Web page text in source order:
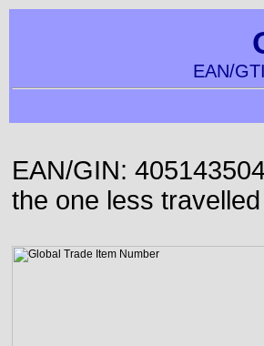
EAN/
EAN/GIN:
the one less